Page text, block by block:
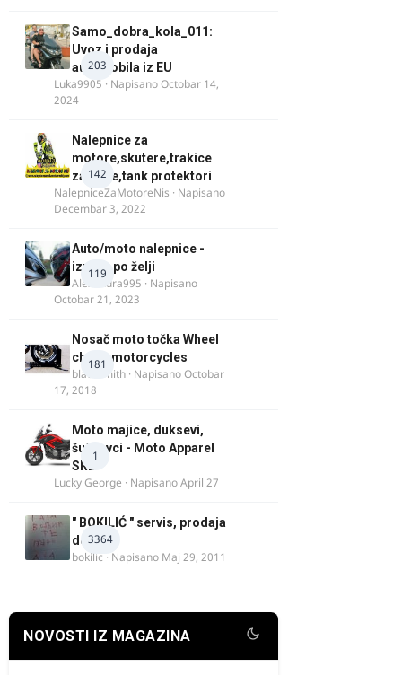
203
Samo_dobra_kola_011:
Uvoz i prodaja
automobila iz EU
Luka9905 · NapisanoOctobar 14,
2024
142
Nalepnice za
motore,skutere,trakice
za felne,tank protektori
NalepniceZaMotoreNis · Napisano
Decembar 3, 2022
119
Auto/moto nalepnice -
izrada po želji
Alexandra995 · Napisano
Octobar 21, 2023
181
Nosač moto točka Wheel
chock motorcycles
blacksmith · NapisanoOctobar
17, 2018
1
Moto majice, duksevi,
šuškavci - Moto Apparel
SRB
Lucky George · NapisanoApril 27
3364
" BOKILIĆ " servis, prodaja
delova
bokilic · Napisano Maj 29, 2011
NOVOSTI IZ MAGAZINA